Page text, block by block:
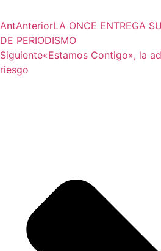
AntAnteriorLA ONCE ENTREGA
DE PERIODISMO
Siguiente«Estamos Contigo», la
riesgo